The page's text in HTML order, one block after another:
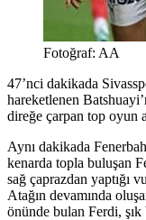
Fotoğraf: AA
47’nci dakikada
hareketlenen
direğe çarpan top oyun
Aynı dakikada
kenarda topla buluşan
sağ çaprazdan yaptığı
Atağın devamında
önünde bulan Ferdi,